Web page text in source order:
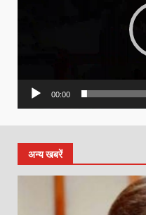
00:00
अन्य खबरें